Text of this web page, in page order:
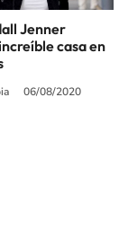
Jenner
casa en
06/08/2020